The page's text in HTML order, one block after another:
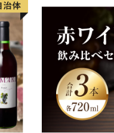
泊優待券）
戸の良さを味わい・体
税を通じて、神戸の魅